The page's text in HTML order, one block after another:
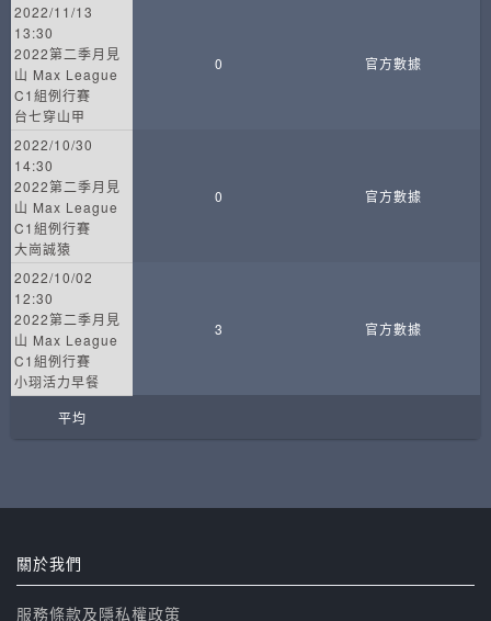
2022/11/13
13:30
2022第二季月見
山 Max League
C1組例行賽
台七穿山甲
0 官方數據
2022/10/30
14:30
2022第二季月見
山 Max League
C1組例行賽
大崗誠猿
0 官方數據
2022/10/02
12:30
2022第二季月見
山 Max League
C1組例行賽
小珝活力早餐
3 官方數據
平均
關於我們
服務條款及隱私權政策